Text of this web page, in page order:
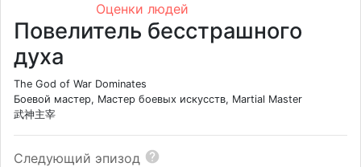
Оценки людей
Повелитель бесстрашного
духа
The God of War Dominates
Боевой мастер, Мастер боевых искусств, Martial Master
武神主宰
Следующий эпизод